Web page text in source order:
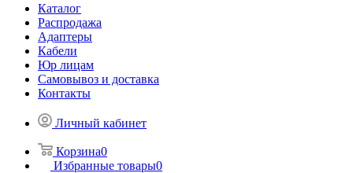
Каталог
Распродажа
Адаптеры
Кабели
Юр лицам
Самовывоз и доставка
Контакты
Личный кабинет
Корзина0
Избранные товары0